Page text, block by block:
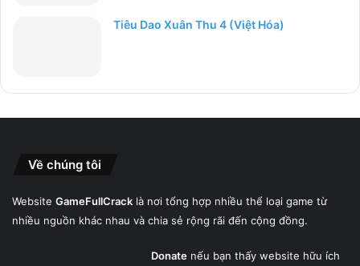
Tiêu Dao Xuân Thu 4 (Việt Hóa)
Về chúng tôi
Website GameFullCrack là nơi tổng hợp nhiều thể loại game từ
nhiều nguồn khác nhau và chia sẻ rộng rãi đến cộng đồng.
Donatenếu bạn thấy website hữu ích